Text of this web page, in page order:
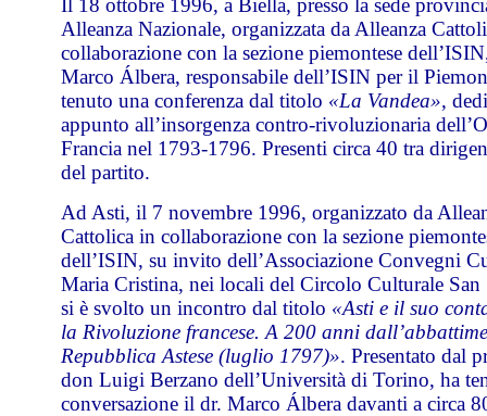
Il 18 ottobre 1996, a Biella, presso la sede
Alleanza Nazionale, organizzata da Alleanza
collaborazione con la sezione piemontese
Marco Álbera, responsabile dell’ISIN per il
tenuto una conferenza dal titolo «La Vandea»,
appunto all’insorgenza contro-rivoluzionaria
Francia nel 1793-1796. Presenti circa 40 tra
del partito.
Ad Asti, il 7 novembre 1996, organizzato da
Cattolica in collaborazione con la sezione
dell’ISIN, su invito dell’Associazione Convegni
Maria Cristina, nei locali del Circolo Culturale San
si è svolto un incontro dal titolo «Asti e il suo
la Rivoluzione francese. A 200 anni
Repubblica Astese (luglio 1797)». Presentato dal
don Luigi Berzano dell’Università di Torino, ha
conversazione il dr. Marco Álbera davanti a circa